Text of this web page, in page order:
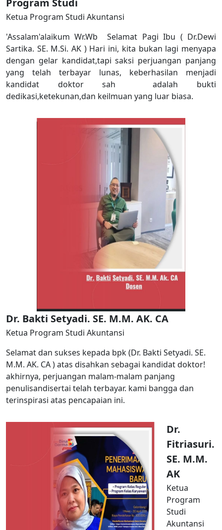
Program Studi
Ketua Program Studi Akuntansi
'Assalam'alaikum Wr.Wb Selamat Pagi Ibu ( Dr.Dewi
Sartika. SE. M.Si. AK ) Hari ini, kita bukan lagi menyapa
dengan gelar kandidat,tapi saksi perjuangan panjang
yang telah terbayar lunas, keberhasilan menjadi
kandidat doktor sah adalah bukti
dedikasi,ketekunan,dan keilmuan yang luar biasa.
Dr. Bakti Setyadi. SE. M.M. AK. CA
Ketua Program Studi Akuntansi
Selamat dan sukses kepada bpk (Dr. Bakti Setyadi. SE.
M.M. AK. CA ) atas disahkan sebagai kandidat doktor!
akhirnya, perjuangan malam-malam panjang
penulisandisertai telah terbayar. kami bangga dan
terinspirasi atas pencapaian ini.
Dr.
Fitriasuri.
SE. M.M.
AK
Ketua
Program
Studi
Akuntansi